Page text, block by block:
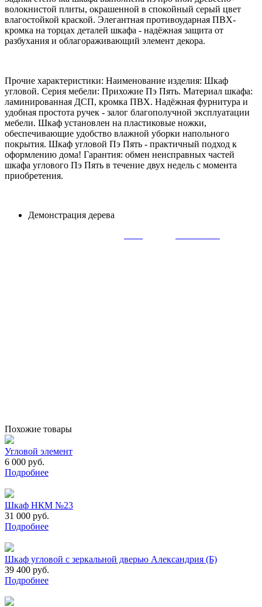
волокнистой плиты, окрашенной в спокойный серый цвет
влагостойкой краской. Элегантная противоударная ПВХ-
кромка на торцах деталей шкафа - надёжная защита от
разбухания и облагораживающий элемент декора.
Прочие характеристики: Наименование изделия: Шкаф
угловой. Серия мебели: Прихожие Пэ Пять. Материал шкафа:
ламинированная ДСП, кромка ПВХ. Надёжная фурнитура и
удобная простота ручек - залог благополучной эксплуатации
мебели. Шкаф установлен на пластиковые ножки,
обеспечивающие удобство влажной уборки напольного
покрытия. Шкаф угловой Пэ Пять - практичный подход к
оформлению дома! Гарантия: обмен неисправных частей
шкафа углового Пэ Пять в течение двух недель с момента
приобретения.
Демонстрация дерева
Похожие товары
Угловой элемент
6 000 руб.
Подробнее
Шкаф НКМ №23
31 000 руб.
Подробнее
Шкаф угловой с зеркальной дверью Александрия (Б)
39 400 руб.
Подробнее